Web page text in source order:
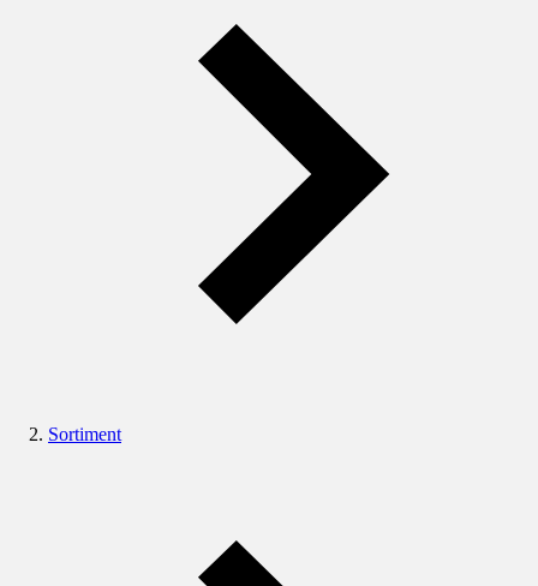
Sortiment